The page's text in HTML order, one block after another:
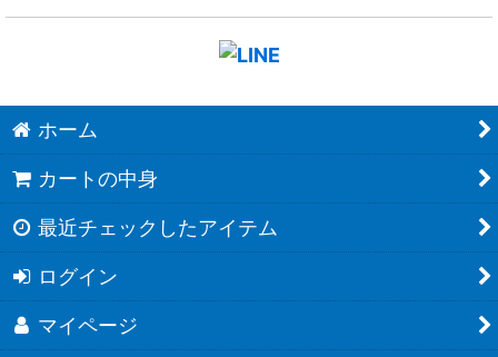
ホーム
カートの中身
最近チェックしたアイテム
ログイン
マイページ